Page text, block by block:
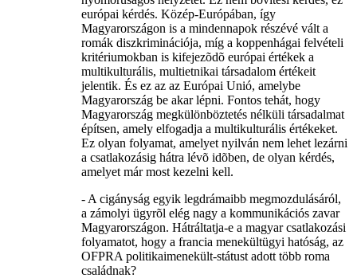
európai kérdés. Közép-Európában, így
Magyarországon is a mindennapok részévé vált a
romák diszkriminációja, míg a koppenhágai felvételi
kritériumokban is kifejezõdõ európai értékek a
multikulturális, multietnikai társadalom értékeit
jelentik. És ez az az Európai Unió, amelybe
Magyarország be akar lépni. Fontos tehát, hogy
Magyarország megkülönböztetés nélküli társadalmat
építsen, amely elfogadja a multikulturális értékeket.
Ez olyan folyamat, amelyet nyilván nem lehet lezárni
a csatlakozásig hátra lévõ idõben, de olyan kérdés,
amelyet már most kezelni kell.
- A cigányság egyik legdrámaibb megmozdulásáról,
a zámolyi ügyrõl elég nagy a kommunikációs zavar
Magyarországon. Hátráltatja-e a magyar csatlakozási
folyamatot, hogy a francia menekültügyi hatóság, az
OFPRA politikaimenekült-státust adott több roma
családnak?